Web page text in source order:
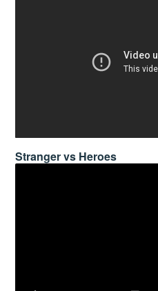
Stranger vs Heroes